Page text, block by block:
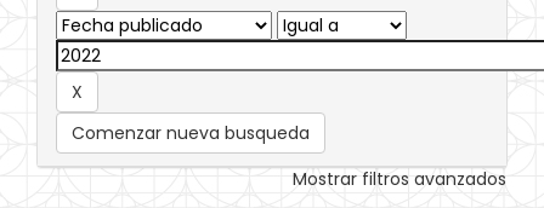
Comenzar nueva busqueda
Mostrar filtros avanzados